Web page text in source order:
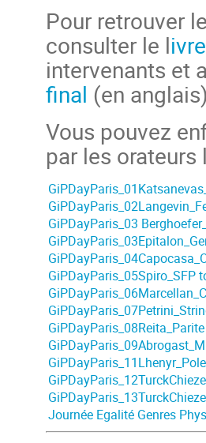
Pour retrouver
consulter le l
intervenants et
final (en
Vous pouvez
par les
GiPDayParis_03
GiPDayParis_05Spiro_SFP
Journée Egalité Genres